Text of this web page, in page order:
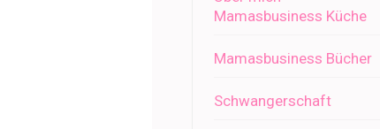
Mamasbusiness Küche
Mamasbusiness Bücher
Schwangerschaft